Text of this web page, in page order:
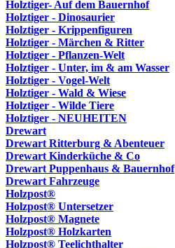
Holztiger- Auf dem Bauernhof
Holztiger - Dinosaurier
Holztiger - Krippenfiguren
Holztiger - Märchen & Ritter
Holztiger - Pflanzen-Welt
Holztiger - Unter, im & am Wasser
Holztiger - Vogel-Welt
Holztiger - Wald & Wiese
Holztiger - Wilde Tiere
Holztiger - NEUHEITEN
Drewart
Drewart Ritterburg & Abenteuer
Drewart Kinderküche & Co
Drewart Puppenhaus & Bauernhof
Drewart Fahrzeuge
Holzpost®
Holzpost® Untersetzer
Holzpost® Magnete
Holzpost® Holzkarten
Holzpost® Teelichthalter